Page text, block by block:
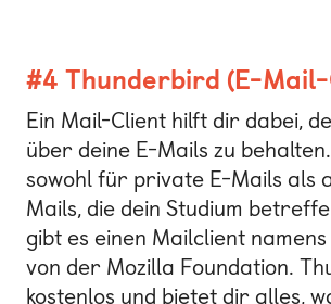
#4 Thunderbird (E-
Ein Mail-Client hilft dir dabei,
über deine E-Mails zu
sowohl für private E-Mails als
Mails, die dein Studium
gibt es einen Mailclient
von der Mozilla Foundation.
kostenlos und bietet dir alles,